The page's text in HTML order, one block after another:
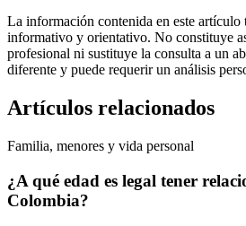
La información contenida en este artículo
informativo y orientativo. No constituye
profesional ni sustituye la consulta a un
diferente y puede requerir un análisis
Artículos relacionados
Familia, menores y vida personal
¿A qué edad es legal tener
Colombia?